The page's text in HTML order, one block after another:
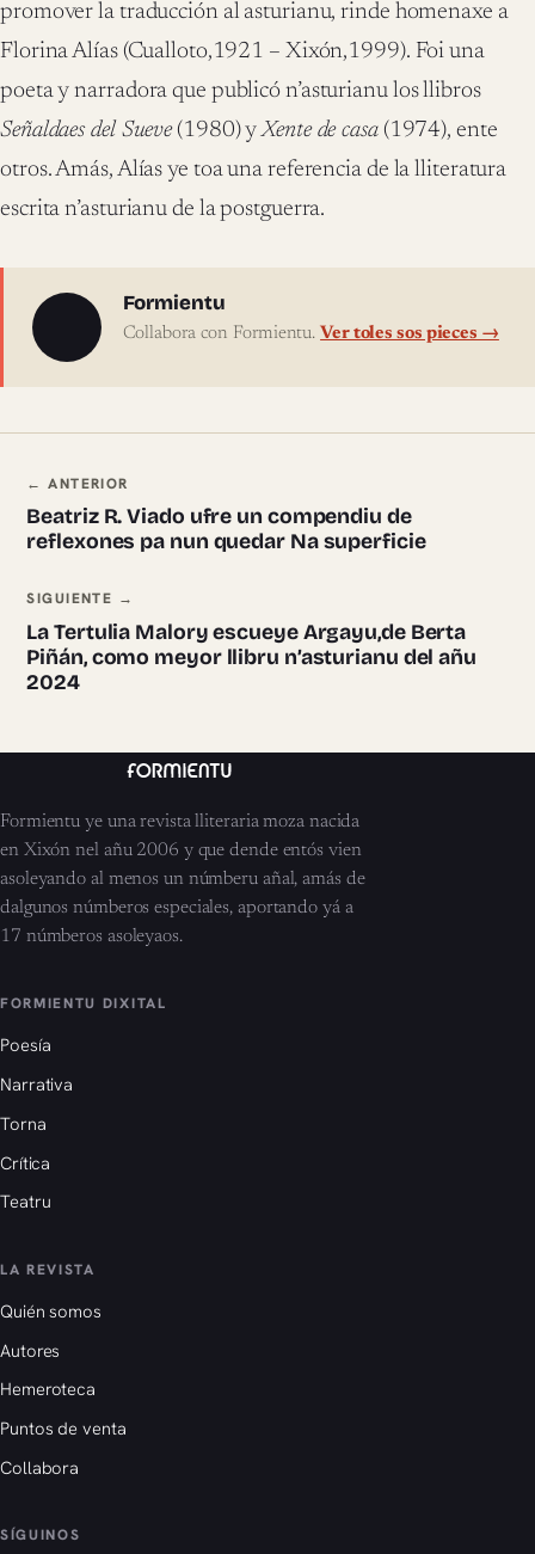
promover la traducción al asturianu, rinde homenaxe a
Florina Alías (Cualloto,1921 – Xixón,1999). Foi una
poeta y narradora que publicó n’asturianu los llibros
Señaldaes del Sueve(1980) yXente de casa(1974), ente
otros. Amás, Alías ye toa una referencia de la lliteratura
escrita n’asturianu de la postguerra.
Sobre l'autor
Formientu
Collabora con Formientu. Ver toles sos pieces →
Navegación ente pieces
← ANTERIOR
Beatriz R. Viado ufre un compendiu de
reflexones pa nun quedar Na superficie
SIGUIENTE →
La Tertulia Malory escueye Argayu,de Berta
Piñán, como meyor llibru n’asturianu del añu
2024
Formientu ye una revista lliteraria moza nacida
en Xixón nel añu 2006 y que dende entós vien
asoleyando al menos un númberu añal, amás de
dalgunos númberos especiales, aportando yá a
17 númberos asoleyaos.
FORMIENTU DIXITAL
Poesía
Narrativa
Torna
Crítica
Teatru
LA REVISTA
Quién somos
Autores
Hemeroteca
Puntos de venta
Collabora
SÍGUINOS